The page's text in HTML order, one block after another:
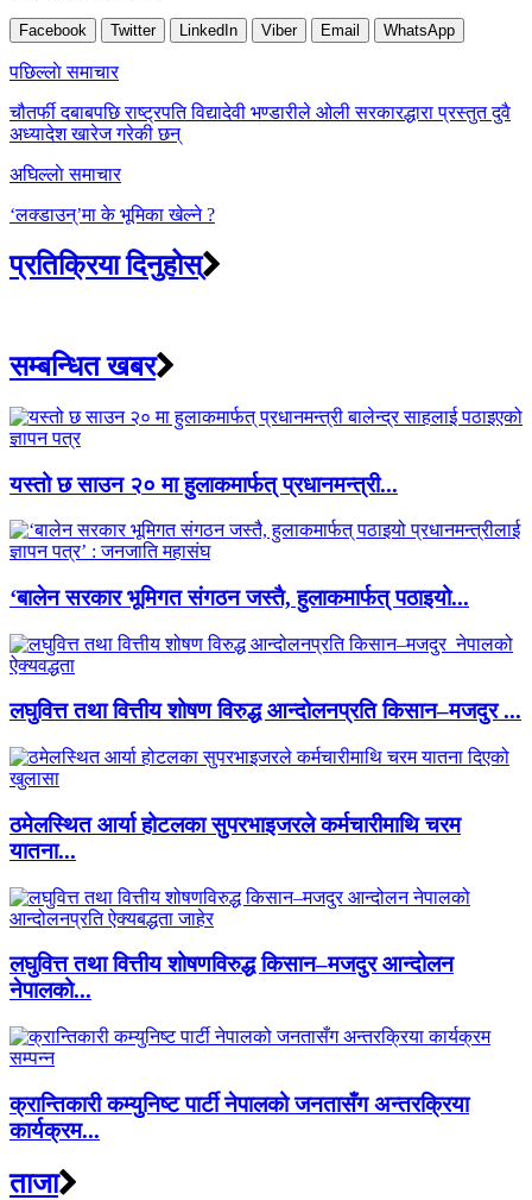
Facebook Twitter LinkedIn Viber Email WhatsApp
Post
navigation
पछिल्लाे समाचार
चौतर्फी दबाबपछि राष्ट्रपति विद्यादेवी भण्डारीले ओली सरकारद्धारा प्रस्तुत दुवै
अध्यादेश खारेज गरेकी छन्
अघिल्लाे समाचार
‘लक्डाउन्’मा के भूमिका खेल्ने ?
प्रतिक्रिया दिनुहोस्
सम्बन्धित खबर
यस्तो छ साउन २० मा हुलाकमार्फत् प्रधानमन्त्री...
‘बालेन सरकार भूमिगत संगठन जस्तै, हुलाकमार्फत् पठाइयो...
लघुवित्त तथा वित्तीय शोषण विरुद्ध आन्दोलनप्रति किसान–मजदुर ...
ठमेलस्थित आर्या होटलका सुपरभाइजरले कर्मचारीमाथि चरम
यातना...
लघुवित्त तथा वित्तीय शोषणविरुद्ध किसान–मजदुर आन्दोलन
नेपालको...
क्रान्तिकारी कम्युनिष्ट पार्टी नेपालको जनतासँग अन्तरक्रिया
कार्यक्रम...
ताजा